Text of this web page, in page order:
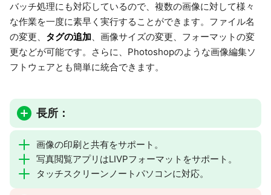
バッチ処理にも対応しているので、複数の画像に対して様々
な作業を一度に素早く実行することができます。ファイル名
の変更、 タグの追加、画像サイズの変更、フォーマットの変
更などが可能です。さらに、Photoshopのような画像編集ソ
フトウェアとも簡単に統合できます。
長所：
画像の印刷と共有をサポート。
写真閲覧アプリはLIVPフォーマットをサポート。
タッチスクリーンノートパソコンに対応。